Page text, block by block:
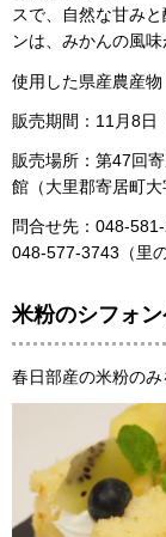
スで、自然な甘み
ンは、みかんの風
使用した県産農産
販売期間：11月8日
販売場所：第47回
館（大里郡寄居町大
問合せ先：048-
048-577-3743（里
米粉のシフォ
春日部産の米粉のみ